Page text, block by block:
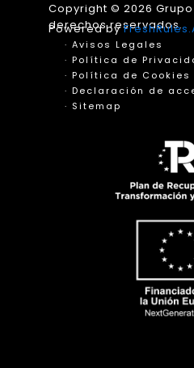
Copyright © 2026 Grupo
derechos reservados.
Powered by
· Avisos Legales
· Política de
· Política de Cookies
· Declaración de
· Sitemap